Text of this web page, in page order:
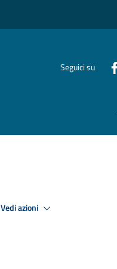
Seguici su
Vedi azioni